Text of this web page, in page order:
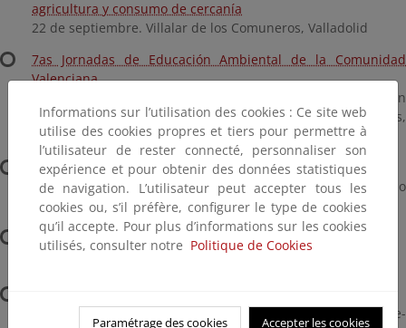
agricultura y consumo de cercanía
22 de septiembre. Villalar de los Comuneros, Valladolid
7as Jornadas de Educación Ambiental de la Comunidad
Valenciana
22 y 23 de septiembre, La Harinera (València Innovation
Capital, C/ de Joan Verdeguer, 116, Poblados Marítimos,
València).
Llamada abierta a casos inspiradores
Hasta el 25 de septiembre. Red Española de Desarrollo
Sostenible
EMSEA Annual Conference 2026
30 de septiembre al 2 de octubre, ICM-CSIC de Barcelona
hasta el 30 de septiembre. Red Española de Aprendizaje-
Informations sur l’utilisation des cookies : Ce site web
utilise des cookies propres et tiers pour permettre à
l’utilisateur de rester connecté, personnaliser son
expérience et pour obtenir des données statistiques
de navigation. L’utilisateur peut accepter tous les
cookies ou, s’il préfère, configurer le type de cookies
qu’il accepte. Pour plus d’informations sur les cookies
utilisés, consulter notre Politique de Cookies
Paramétrage des cookies Accepter les cookies